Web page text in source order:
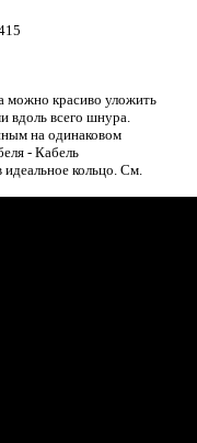
можно красиво уложить
вдоль всего шнура.
на одинаковом
- Кабель
идеальное кольцо. См.